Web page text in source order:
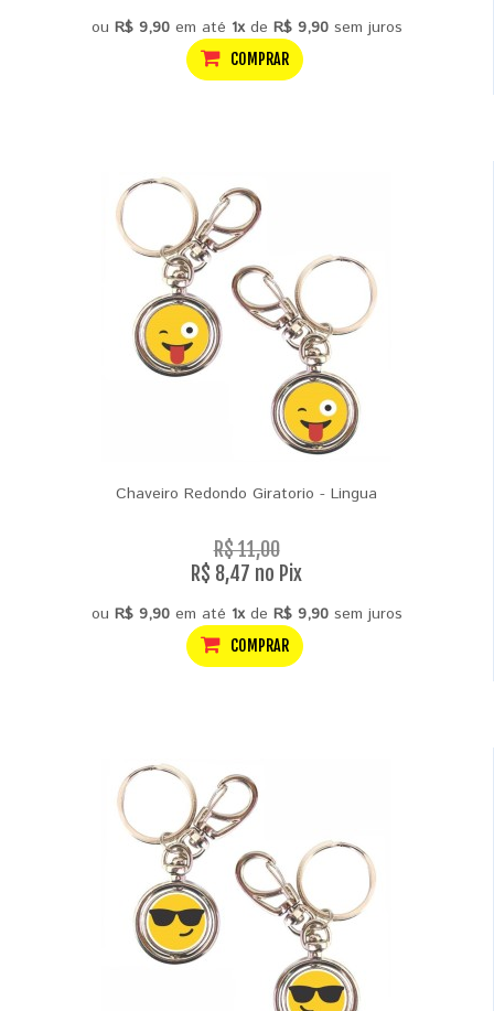
ou R$ 9,90em até 1xde R$ 9,90sem juros
COMPRAR
Chaveiro Redondo Giratorio - Lingua
R$ 11,00
R$ 8,47 no Pix
ou R$ 9,90em até 1xde R$ 9,90sem juros
COMPRAR